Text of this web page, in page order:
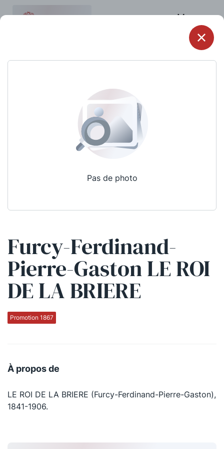
Menu
Pas de photo
Furcy-Ferdinand-
Pierre-Gaston LE ROI
DE LA BRIERE
Promotion 1867
À propos de
LE ROI DE LA BRIERE (Furcy-Ferdinand-Pierre-Gaston),
1841-1906.
Qui sommes-nous ?
La Conférence
La Conférence de Renfort
La défense pénale
La Conférence Berryer
La Petite Conférence